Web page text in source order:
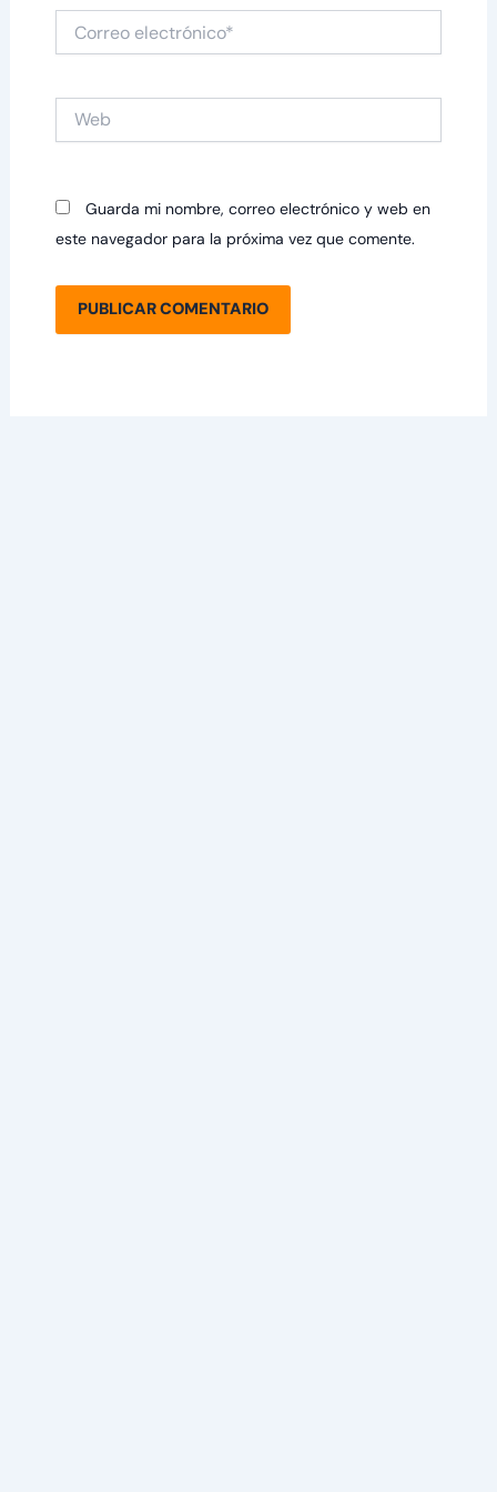
electrónico*
Guarda mi nombre, correo electrónico y web en
este navegador para la próxima vez que comente.